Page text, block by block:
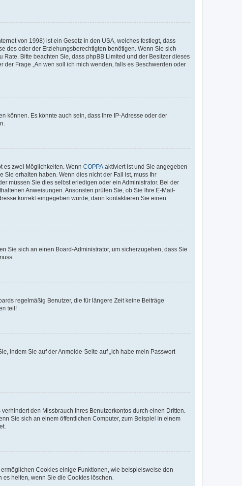
von 1998) ist ein Gesetz in den USA, welches festlegt, dass
des oder der Erziehungsberechtigten benötigen. Wenn Sie sich
Bitte beachten Sie, dass phpBB Limited und der Besitzer dieses
Frage „An wen soll ich mich wenden, falls es Beschwerden oder
können. Es könnte auch sein, dass Ihre IP-Adresse oder der
es zwei Möglichkeiten. Wenn COPPA aktiviert ist und Sie angegeben
erhalten haben. Wenn dies nicht der Fall ist, muss Ihr
müssen Sie dies selbst erledigen oder ein Administrator. Bei der
Anweisungen. Ansonsten prüfen Sie, ob Sie Ihre E-Mail-
korrekt eingegeben wurde, dann kontaktieren Sie einen
Sie sich an einen Board-Administrator, um sicherzugehen, dass Sie
regelmäßig Benutzer, die für längere Zeit keine Beiträge
teil!
indem Sie auf der Anmelde-Seite auf „Ich habe mein Passwort
den Missbrauch Ihres Benutzerkontos durch einen Dritten.
Sie sich an einem öffentlichen Computer, zum Beispiel in einem
Cookies einige Funktionen, wie beispielsweise den
es helfen, wenn Sie die Cookies löschen.